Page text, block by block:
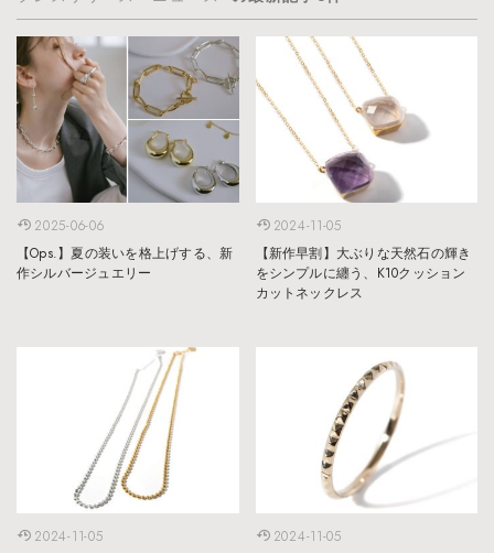
2025-06-06
【Ops.】夏の装いを格上げする、新
作シルバージュエリー
2024-11-05
【新作早割】大ぶりな天然石の輝き
をシンプルに纏う、K10クッション
カットネックレス
2024-11-05
2024-11-05